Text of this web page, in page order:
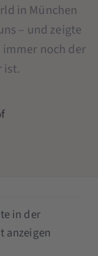
in München
– und zeigte
noch der
ist.
in der
anzeigen